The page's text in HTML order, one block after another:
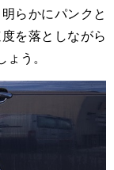
らかにパンクと
を落としながら
う。